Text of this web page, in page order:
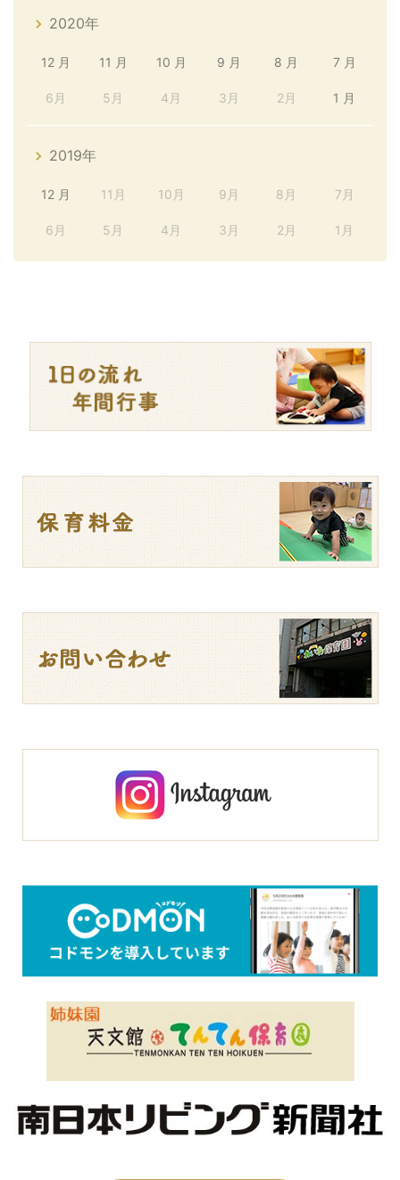
2020年
12 月 11 月 10 月 9 月 8 月 7 月
6月 5月 4月 3月 2月 1 月
2019年
12 月 11月 10月 9月 8月 7月
6月 5月 4月 3月 2月 1月